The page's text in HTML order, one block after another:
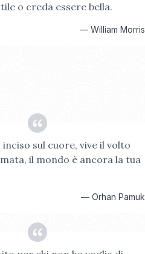
o creda essere bella.
—William Morris
sul cuore, vive il volto
il mondo è ancora la tua
—Orhan Pamuk